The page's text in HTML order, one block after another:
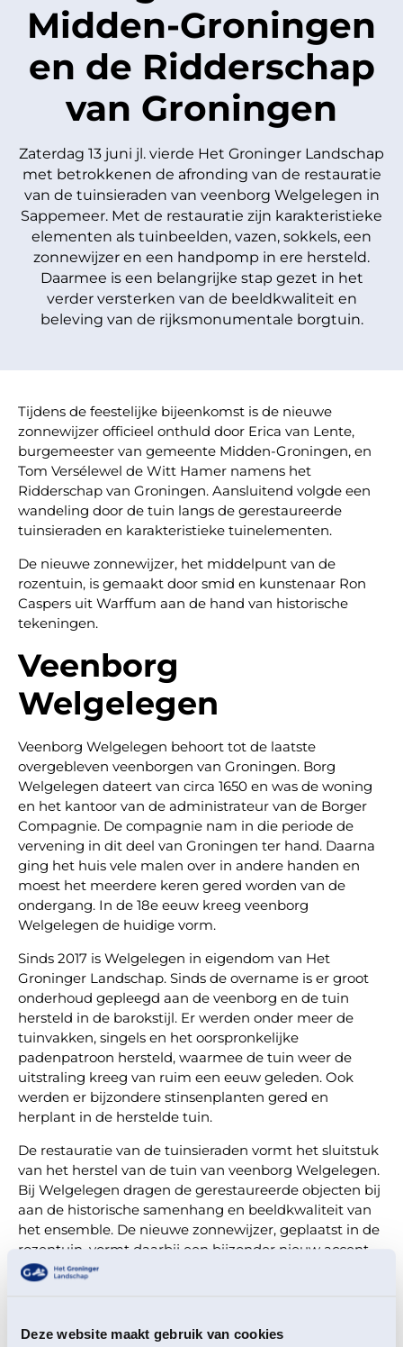
Deze website maakt gebruik van cookies
Midden-Groningen
en de Ridderschap
van Groningen
Zaterdag 13 juni jl. vierde Het Groninger Landschap
met betrokkenen de afronding van de restauratie
van de tuinsieraden van veenborg Welgelegen in
Sappemeer. Met de restauratie zijn karakteristieke
elementen als tuinbeelden, vazen, sokkels, een
zonnewijzer en een handpomp in ere hersteld.
Daarmee is een belangrijke stap gezet in het
verder versterken van de beeldkwaliteit en
beleving van de rijksmonumentale borgtuin.
Tijdens de feestelijke bijeenkomst is de nieuwe
zonnewijzer officieel onthuld door Erica van Lente,
burgemeester van gemeente Midden-Groningen, en
Tom Versélewel de Witt Hamer namens het
Ridderschap van Groningen. Aansluitend volgde een
wandeling door de tuin langs de gerestaureerde
tuinsieraden en karakteristieke tuinelementen.
De nieuwe zonnewijzer, het middelpunt van de
rozentuin, is gemaakt door smid en kunstenaar Ron
Caspers uit Warffum aan de hand van historische
tekeningen.
Veenborg
Welgelegen
Veenborg Welgelegen behoort tot de laatste
overgebleven veenborgen van Groningen. Borg
Welgelegen dateert van circa 1650 en was de woning
en het kantoor van de administrateur van de Borger
Compagnie. De compagnie nam in die periode de
vervening in dit deel van Groningen ter hand. Daarna
ging het huis vele malen over in andere handen en
moest het meerdere keren gered worden van de
ondergang. In de 18e eeuw kreeg veenborg
Welgelegen de huidige vorm.
Sinds 2017 is Welgelegen in eigendom van Het
Groninger Landschap. Sinds de overname is er groot
onderhoud gepleegd aan de veenborg en de tuin
hersteld in de barokstijl. Er werden onder meer de
tuinvakken, singels en het oorspronkelijke
padenpatroon hersteld, waarmee de tuin weer de
uitstraling kreeg van ruim een eeuw geleden. Ook
werden er bijzondere stinsenplanten gered en
herplant in de herstelde tuin.
De restauratie van de tuinsieraden vormt het sluitstuk
van het herstel van de tuin van veenborg Welgelegen.
Bij Welgelegen dragen de gerestaureerde objecten bij
aan de historische samenhang en beeldkwaliteit van
het ensemble. De nieuwe zonnewijzer, geplaatst in de
rozentuin, vormt daarbij een bijzonder nieuw accent.
Samen komen we
verder